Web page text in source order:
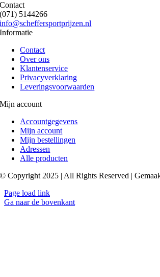
Contact
(071) 5144266
info@scheffersportprijzen.nl
Informatie
Contact
Over ons
Klantenservice
Privacyverklaring
Leveringsvoorwaarden
Mijn account
Accountgegevens
Mijn account
Mijn bestellingen
Adressen
Alle producten
© Copyright 2025 | All Rights Reserved |
Page load link
Ga naar de bovenkant